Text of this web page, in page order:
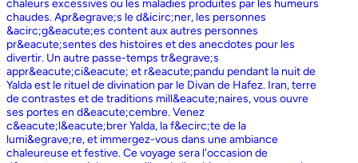
chaleurs excessives ou les maladies produites par les humeurs
chaudes. Apr&egrave;s le d&icirc;ner, les personnes
&acirc;g&eacute;es content aux autres personnes
pr&eacute;sentes des histoires et des anecdotes pour les
divertir. Un autre passe-temps tr&egrave;s
appr&eacute;ci&eacute; et r&eacute;pandu pendant la nuit de
Yalda est le rituel de divination par le Divan de Hafez. Iran, terre
de contrastes et de traditions mill&eacute;naires, vous ouvre
ses portes en d&eacute;cembre. Venez
c&eacute;l&eacute;brer Yalda, la f&ecirc;te de la
lumi&egrave;re, et immergez-vous dans une ambiance
chaleureuse et festive. Ce voyage sera l'occasion de